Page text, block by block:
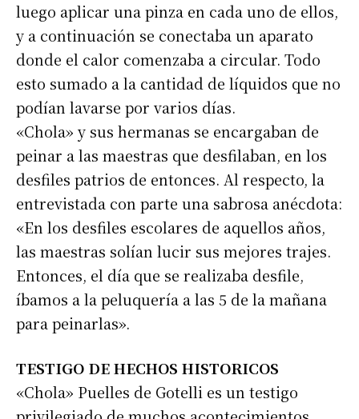
luego aplicar una pinza en cada uno de ellos,
y a continuación se conectaba un aparato
donde el calor comenzaba a circular. Todo
esto sumado a la cantidad de líquidos que no
podían lavarse por varios días.
«Chola» y sus hermanas se encargaban de
peinar a las maestras que desfilaban, en los
desfiles patrios de entonces. Al respecto, la
entrevistada con parte una sabrosa anécdota:
«En los desfiles escolares de aquellos años,
las maestras solían lucir sus mejores trajes.
Entonces, el día que se realizaba desfile,
íbamos a la peluquería a las 5 de la mañana
para peinarlas».
TESTIGO DE HECHOS HISTORICOS
«Chola» Puelles de Gotelli es un testigo